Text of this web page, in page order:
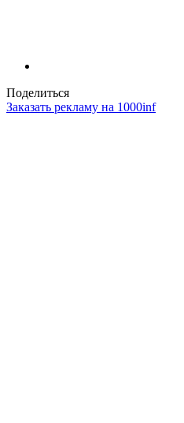
Поделиться
Заказать рекламу на 1000inf